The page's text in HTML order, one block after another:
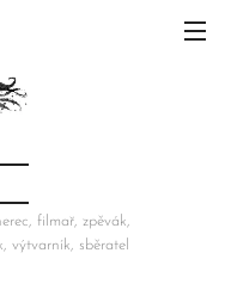
filmař, zpěvák,
výtvarník, sběratel